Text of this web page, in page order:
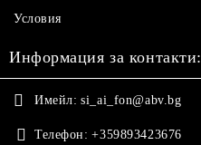
Условия
Информация за контакти:
Имейл: si_ai_fon@abv.bg
Телефон: +359893423676